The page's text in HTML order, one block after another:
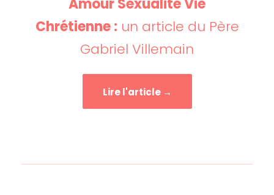
Amour Sexualité Vie
Chrétienne : un article du Père
Gabriel Villemain
Lire l'article →